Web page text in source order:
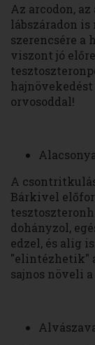
Az arcodon,
lábszáradon
szerencsére a
viszont jó
orvosoddal!
A
Bárkivel
dohányzol,
edzel, és alig
"elintézhetik"
sajnos növeli